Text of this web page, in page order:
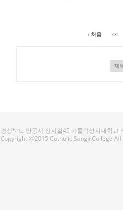
‹ 처음 <<
경상북도 안동시 상지길45 가톨릭상지대학교
Copyright ⓒ2015 Cotholic Sangji College